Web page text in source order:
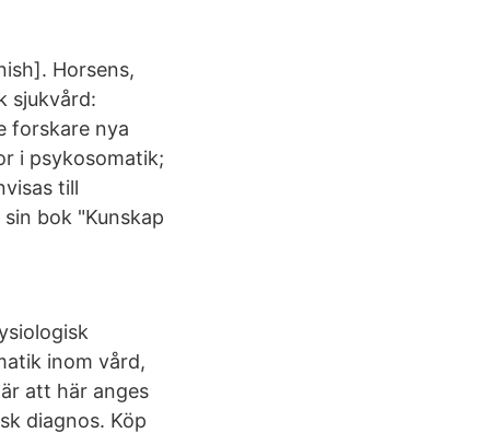
Horsens,
sjukvård:
forskare nya
i psykosomatik;
till
bok "Kunskap
inom vård,
att här anges
diagnos. Köp